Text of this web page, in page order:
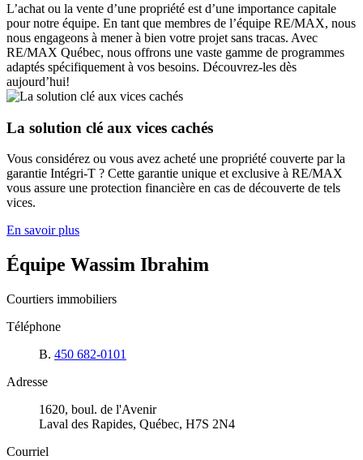
L’achat ou la vente d’une propriété est d’une importance capitale
pour notre équipe. En tant que membres de l’équipe RE/MAX, nous
nous engageons à mener à bien votre projet sans tracas. Avec
RE/MAX Québec, nous offrons une vaste gamme de programmes
adaptés spécifiquement à vos besoins. Découvrez-les dès
aujourd’hui!
La solution clé aux vices cachés
Vous considérez ou vous avez acheté une propriété couverte par la
garantie Intégri-T ? Cette garantie unique et exclusive à RE/MAX
vous assure une protection financière en cas de découverte de tels
vices.
En savoir plus
Équipe Wassim Ibrahim
Courtiers immobiliers
Téléphone
B. 450 682-0101
Adresse
1620, boul. de l'Avenir
Laval des Rapides, Québec, H7S 2N4
Courriel